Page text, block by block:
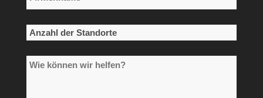
*
Anzahl
Standorte
Wie